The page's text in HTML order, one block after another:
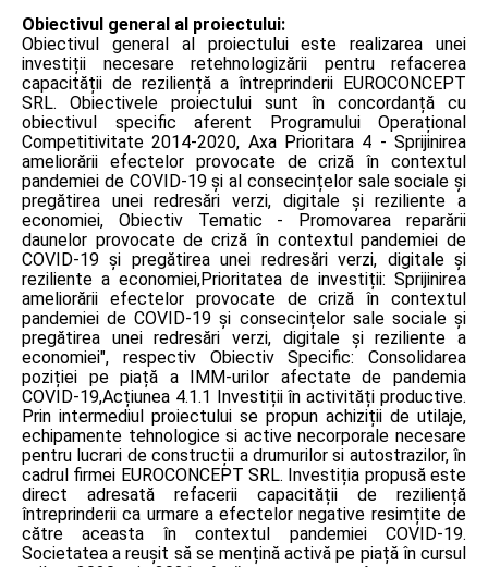
Obiectivul general al proiectului:
Obiectivul general al proiectului este realizarea unei
investiții necesare retehnologizării pentru refacerea
capacității de reziliență a întreprinderii EUROCONCEPT
SRL. Obiectivele proiectului sunt în concordanță cu
obiectivul specific aferent Programului Operațional
Competitivitate 2014-2020, Axa Prioritara 4 - Sprijinirea
ameliorării efectelor provocate de criză în contextul
pandemiei de COVID-19 și al consecințelor sale sociale și
pregătirea unei redresări verzi, digitale și reziliente a
economiei, Obiectiv Tematic - Promovarea reparării
daunelor provocate de criză în contextul pandemiei de
COVID-19 și pregătirea unei redresări verzi, digitale și
reziliente a economiei,Prioritatea de investiții: Sprijinirea
ameliorării efectelor provocate de criză în contextul
pandemiei de COVID-19 și consecințelor sale sociale și
pregătirea unei redresări verzi, digitale și reziliente a
economiei", respectiv Obiectiv Specific: Consolidarea
poziției pe piață a IMM-urilor afectate de pandemia
COVID-19,Acțiunea 4.1.1 Investiții în activități productive.
Prin intermediul proiectului se propun achiziții de utilaje,
echipamente tehnologice si active necorporale necesare
pentru lucrari de construcții a drumurilor si autostrazilor, în
cadrul firmei EUROCONCEPT SRL. Investiția propusă este
direct adresată refacerii capacității de reziliență
întreprinderii ca urmare a efectelor negative resimțite de
către aceasta în contextul pandemiei COVID-19.
Societatea a reușit să se mențină activă pe piață în cursul